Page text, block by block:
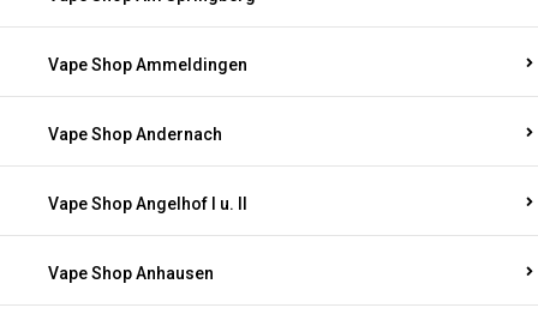
Vape Shop Ammeldingen
Vape Shop Andernach
Vape Shop Angelhof I u. II
Vape Shop Anhausen